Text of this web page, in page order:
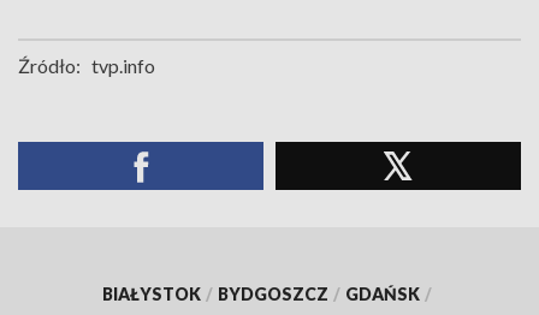
Źródło: tvp.info
BIAŁYSTOK / BYDGOSZCZ / GDAŃSK /